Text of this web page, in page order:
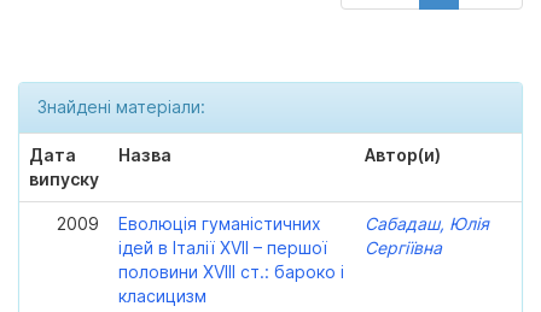
Знайдені матеріали:
Дата
випуску
Назва Автор(и)
2009
Еволюція гуманістичних
ідей в Італії XVII – першої
половини XVIII ст.: бароко і
класицизм
Сабадаш, Юлія
Сергіївна